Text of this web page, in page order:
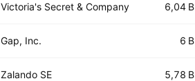
Victoria's Secret & Company 6,04 B
Gap, Inc. 6 B
Zalando SE 5,78 B